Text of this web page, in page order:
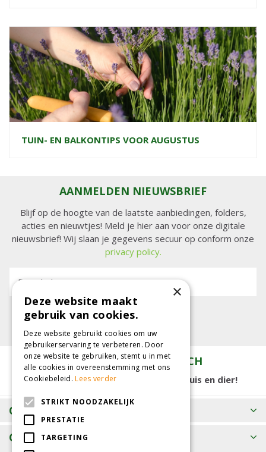
TUIN- EN BALKONTIPS VOOR AUGUSTUS
AANMELDEN NIEUWSBRIEF
Blijf op de hoogte van de laatste aanbiedingen, folders,
acties en nieuwtjes! Meld je hier aan voor onze digitale
nieuwsbrief! Wij slaan je gegevens secuur op conform onze
privacy policy.
E-mailadres:
TUINCENTRUM KOLBACH
15.000 m2 winkelplezier voor tuin, huis en dier!
OPENINGSTIJDEN
CONTACT
×
Deze website maakt
gebruik van cookies.
Deze website gebruikt cookies om uw
gebruikerservaring te verbeteren. Door
onze website te gebruiken, stemt u in met
alle cookies in overeenstemming met ons
Cookiebeleid.Lees verder
STRIKT NOODZAKELIJK
PRESTATIE
TARGETING